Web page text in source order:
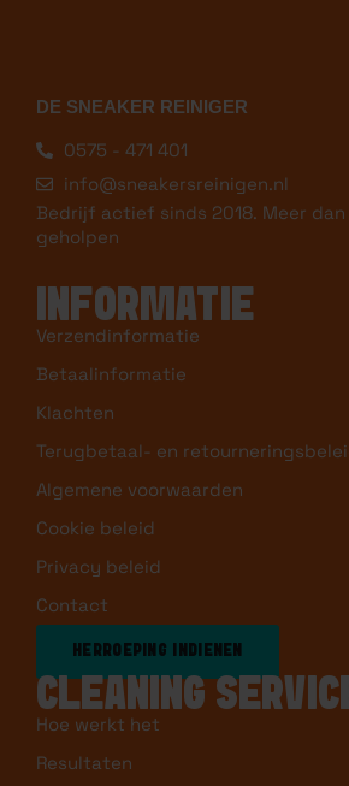
DE SNEAKER REINIGER
0575 - 471 401
info@sneakersreinigen.nl
Bedrijf actief sinds 2018. Meer
geholpen
INFORMATIE
Verzendinformatie
Betaalinformatie
Klachten
Terugbetaal- en
Algemene voorwaarden
Cookie beleid
Privacy beleid
Contact
HERROEPING INDIENEN
CLEANING
Hoe werkt het
Resultaten